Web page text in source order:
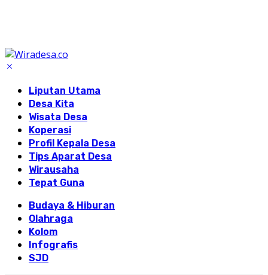
Liputan Utama
Desa Kita
Wisata Desa
Koperasi
Profil Kepala Desa
Tips Aparat Desa
Wirausaha
Tepat Guna
Budaya & Hiburan
Olahraga
Kolom
Infografis
SJD